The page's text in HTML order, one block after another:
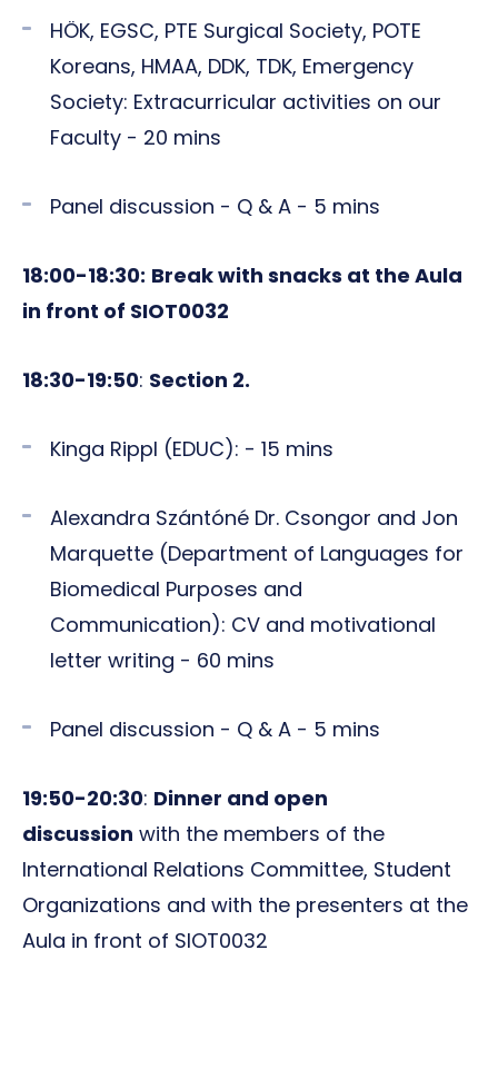
HÖK, EGSC, PTE Surgical Society, POTE
Koreans, HMAA, DDK, TDK, Emergency
Society: Extracurricular activities on our
Faculty - 20 mins
Panel discussion - Q & A - 5 mins
18:00-18:30: Break with snacks at the Aula
in front of SIOT0032
18:30-19:50: Section 2.
Kinga Rippl (EDUC): - 15 mins
Alexandra Szántóné Dr. Csongor and Jon
Marquette (Department of Languages for
Biomedical Purposes and
Communication): CV and motivational
letter writing - 60 mins
Panel discussion - Q & A - 5 mins
19:50-20:30: Dinner and open
discussion with the members of the
International Relations Committee, Student
Organizations and with the presenters at the
Aula in front of SIOT0032